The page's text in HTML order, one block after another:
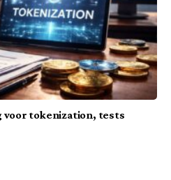
voor tokenization, tests